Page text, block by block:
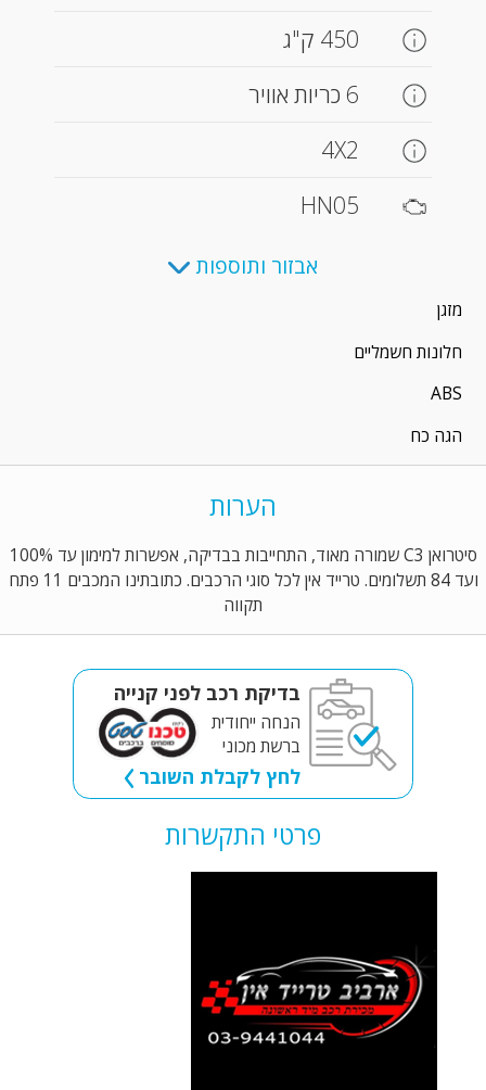
450 ק"ג
6 כריות אוויר
4X2
HN05
אבזור ותוספות
מזגן
חלונות חשמליים
ABS
הגה כח
הערות
סיטרואן C3 שמורה מאוד, התחייבות בבדיקה, אפשרות למימון עד 100%
ועד 84 תשלומים. טרייד אין לכל סוגי הרכבים. כתובתינו המכבים 11 פתח
תקווה
בדיקת רכב לפני קנייה
הנחה ייחודית
ברשת מכוני
לחץ לקבלת השובר
פרטי התקשרות